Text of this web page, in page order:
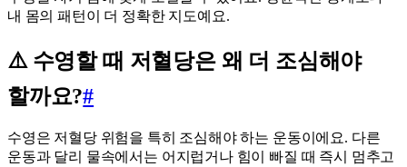
내 몸의 패턴이 더 정확한 지도예요.
⚠️ 수영할 때 저혈당은 왜 더 조심해야
할까요?#
수영은 저혈당 위험을 특히 조심해야 하는 운동이에요. 다른
운동과 달리 물속에서는 어지럽거나 힘이 빠질 때 즉시 멈추고